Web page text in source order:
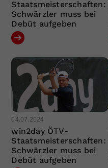
Staatsmeisterschaften:
Schwärzler muss bei
Debüt aufgeben
04.07.2024
win2day ÖTV-
Staatsmeisterschaften:
Schwärzler muss bei
Debüt aufgeben